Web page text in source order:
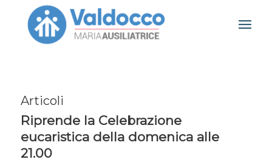
Articoli
Riprende la Celebrazione
eucaristica della domenica alle
21.00